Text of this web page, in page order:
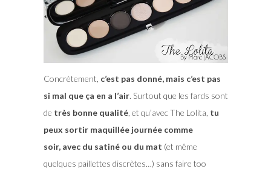
Concrètement, c’est pas donné, mais c’est pas
si mal que ça en a l’air. Surtout que les fards sont
de très bonne qualité, et qu’avec The Lolita, tu
peux sortir maquillée journée comme
soir, avec du satiné ou du mat (et même
quelques paillettes discrètes…) sans faire too